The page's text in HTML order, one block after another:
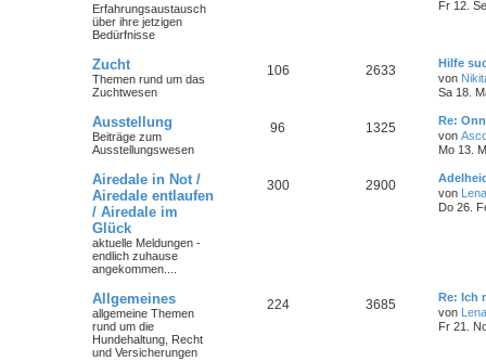
Erfahrungsaustausch
über ihre jetzigen
Bedürfnisse
Fr 12.
Zucht
Themen rund um das
Zuchtwesen
106 2633
Hilfe
von
Sa 18.
Ausstellung
Beiträge zum
Ausstellungswesen
96 1325
Re:
von
Mo 13.
Airedale in Not /
Airedale entlaufen
/ Airedale im
Glück
aktuelle Meldungen -
endlich zuhause
angekommen....
300 2900
von
Lena
Do 26.
Allgemeines
allgemeine Themen
rund um die
Hundehaltung, Recht
und Versicherungen
224 3685
Re: Ich
von
Lena
Fr 21.